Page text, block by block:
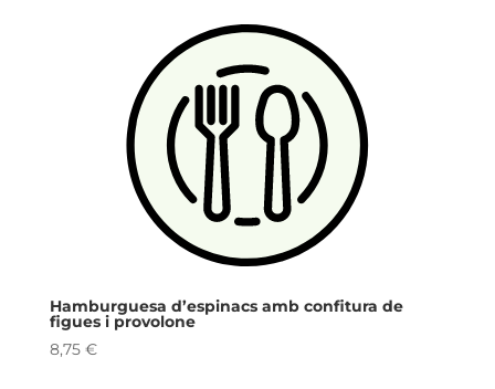
Hamburguesa d’espinacs amb confitura de
figues i provolone
8,75 €